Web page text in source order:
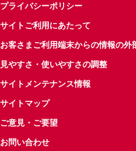
プライバシーポリシー
サイトご利用にあたって
お客さまご利用端末からの情報の外
見やすさ・使いやすさの調整
サイトメンテナンス情報
サイトマップ
ご意見・ご要望
お問い合わせ